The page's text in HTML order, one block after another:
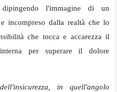
l'immagine di un
incompreso dalla realtà che lo
che tocca e accarezza il
per superare il dolore
in quell'angolo